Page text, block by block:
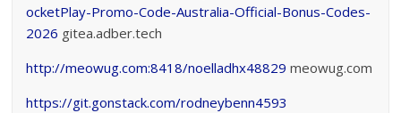
ocketPlay-Promo-Code-Australia-Official-Bonus-Codes-
2026 gitea.adber.tech
http://meowug.com:8418/noelladhx48829 meowug.com
https://git.gonstack.com/rodneybenn4593